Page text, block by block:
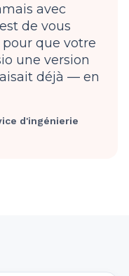
avec
de vous
que votre
une version
déjà — en
d'ingénierie